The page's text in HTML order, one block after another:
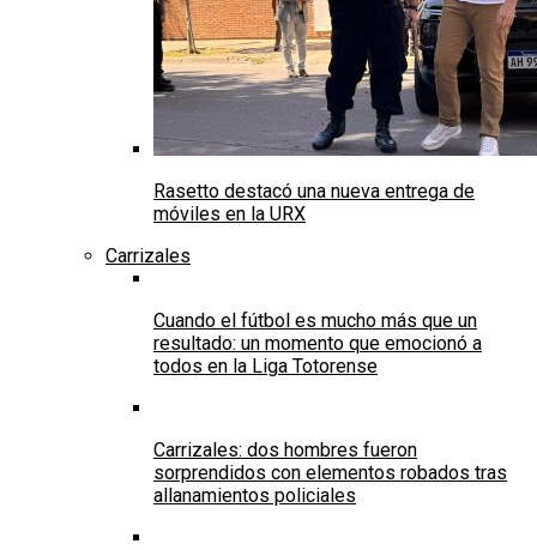
Rasetto destacó una nueva entrega de
móviles en la URX
Carrizales
Cuando el fútbol es mucho más que un
resultado: un momento que emocionó a
todos en la Liga Totorense
Carrizales: dos hombres fueron
sorprendidos con elementos robados tras
allanamientos policiales